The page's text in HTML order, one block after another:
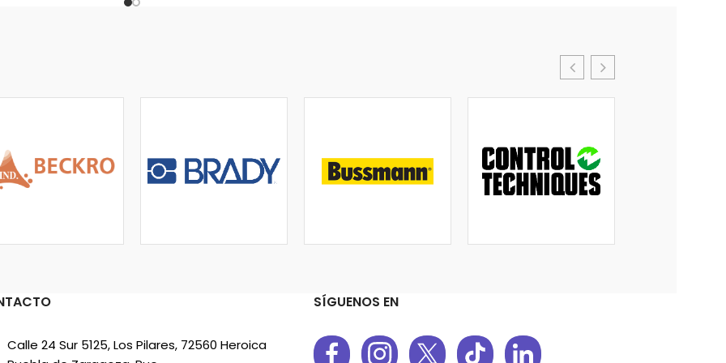
Calle 24 Sur 5125, Los Pilares, 72560 Heroica
SÍGUENOS EN